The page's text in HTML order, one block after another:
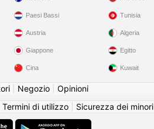
Paesi Bassi
Austria
Giappone
Cina
Tunisia
Algeria
Egitto
Kuwait
| Negozio| Opinioni
Termini di utilizzo Sicurezza dei minori